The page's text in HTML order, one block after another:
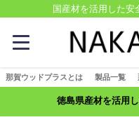
国産材を活用した安
那賀ウッドプラスとは 製品一覧
徳島県産材を活用